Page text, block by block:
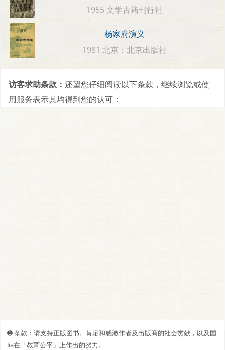
1955 文学古籍刊行社
杨家府演义
1981 北京：北京出版社
访客求助条款： 还望您仔细阅读以下条款，继续浏览或使
用服务表示其均得到您的认可：
➊️ 条款：请支持正版图书。肯定和感激作者及出版商的社会贡献，以及国
Jia在「教育公平」上作出的努力。